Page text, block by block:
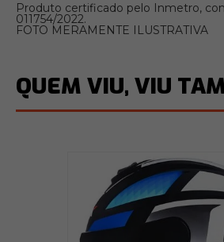
Produto certificado pelo Inmetro,
011754/2022.
FOTO MERAMENTE ILUSTRATIVA
QUEM VIU, VIU